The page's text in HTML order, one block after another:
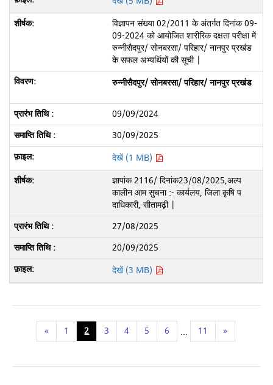
विज्ञापन संख्या 02/2011 के अंतर्गत दिनांक 09-
09-2024 को आयोजित शारीरिक दक्षता परीक्षा में
रुन्नीसैदपुर/ सोनबरसा/ परिहार/ नानपुर प्रखंड
के सफल अभ्यर्थियों की सूची |
रुन्नीसैदपुर/ सोनबरसा/ परिहार/ नानपुर प्रखंड
09/09/2024
30/09/2025
देखें (1 MB)
ज्ञापांक 2116/ दिनांक23/08/2025,अल्प
कालीन आम सुचना :- कार्यलय, जिला कृषि प
दाधिकारी, सीतामढ़ी |
27/08/2025
20/09/2025
देखें (3 MB)
« 1 2 3 4 5 6 ... 11 »